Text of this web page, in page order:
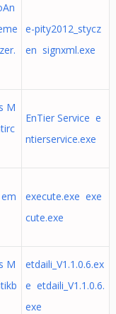
e-pity2012_stycz
en signxml.exe
M
EnTier Service e
ntierservice.exe
execute.exe exe
cute.exe
M
etdaili_V1.1.0.6.ex
e etdaili_V1.1.0.6.
exe